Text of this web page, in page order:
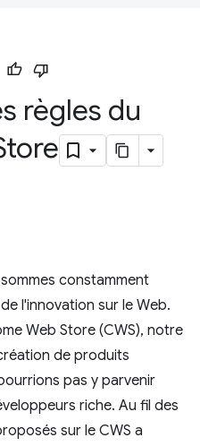
règles du
constamment
l'innovation sur le Web.
Web Store (CWS), notre
de produits
pas y parvenir
riche. Au fil des
sur le CWS a